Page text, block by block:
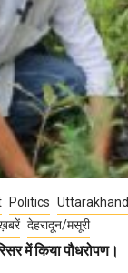
Politics Uttarakhand
देहरादून/मसूरी
में किया पौधरोपण।